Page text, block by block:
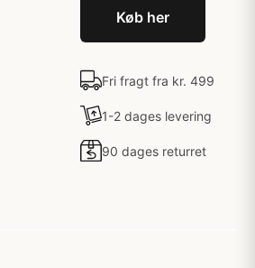
Køb her
Fri fragt fra kr. 499
1-2 dages levering
90 dages returret